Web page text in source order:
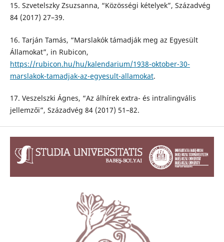
15. Szvetelszky Zsuzsanna, “Közösségi kételyek”, Századvég
84 (2017) 27–39.
16. Tarján Tamás, “Marslakók támadják meg az Egyesült
Államokat”, in Rubicon,
https://rubicon.hu/hu/kalendarium/1938-oktober-30-
marslakok-tamadjak-az-egyesult-allamokat.
17. Veszelszki Ágnes, “Az álhírek extra- és intralingvális
jellemzői”, Századvég 84 (2017) 51–82.